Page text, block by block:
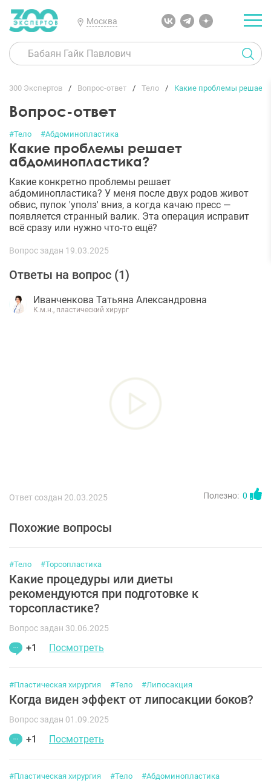
Москва
300 Экспертов Вопрос-ответ Тело Какие проблемы решает
Вопрос-ответ
#Тело #Абдоминопластика
Какие проблемы решает
абдоминопластика?
Какие конкретно проблемы решает
абдоминопластика? У меня после двух родов живот
обвис, пупок 'уполз' вниз, а когда качаю пресс —
появляется странный валик. Эта операция исправит
всё сразу или нужно что-то ещё?
Вопрос задан 19.03.2025
Ответы на вопрос (1)
Иванченкова Татьяна Александровна
К.м.н., пластический хирург
Ответ создан 20.03.2025 Полезно: 0
Похожие вопросы
#Тело #Торсопластика
Какие процедуры или диеты
рекомендуются при подготовке к
торсопластике?
Вопрос задан 30.06.2025
+1 Посмотреть
#Пластическая хирургия #Тело #Липосакция
Когда виден эффект от липосакции боков?
Вопрос задан 01.09.2025
+1 Посмотреть
#Пластическая хирургия #Тело #Абдоминопластика